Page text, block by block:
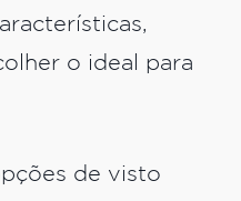
o ideal para
de visto